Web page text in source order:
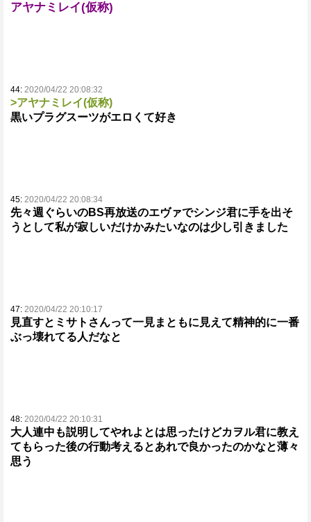
アヤナミレイ(仮称)
44: 2020/04/22 20:08:32
>アヤナミレイ(仮称)
黒いプラグスーツがエロくて好き
45: 2020/04/22 20:08:34
先々週ぐらいのBS再放送のエヴァでシンジ君に手を出そ
うとして私が寂しいだけかみたいなのは少し引きました
47: 2020/04/22 20:10:17
見直すとミサトさんって一見まともに見えて精神的に一番
ぶっ壊れてる人だなと
48: 2020/04/22 20:10:31
大人連中も説明してやれよとは思ったけどカヲル君に教え
てもらった後の行動考えるとあれで良かったのかなと薄々
思う